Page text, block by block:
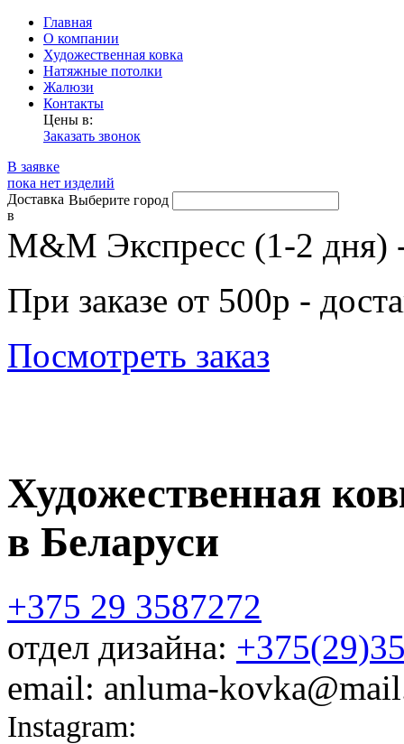
Главная
О компании
Художественная ковка
Натяжные потолки
Жалюзи
Контакты
Цены в:
Заказать звонок
В заявке
пока нет изделий
Доставка
в
Выберите город
М&М Экспресс (1-2 дня)
При заказе от 500р -
Посмотреть заказ
Художественная
в Беларуси
+375 29 3587272
отдел дизайна:
email: anluma-
Instagram: